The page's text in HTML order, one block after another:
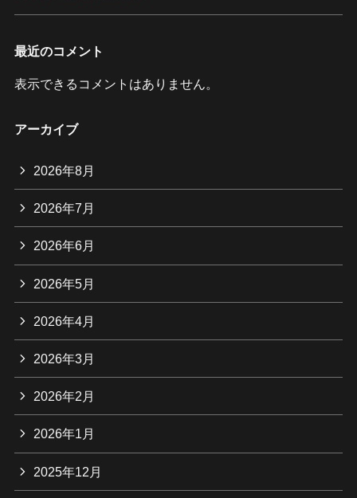
最近のコメント
表示できるコメントはありません。
アーカイブ
2026年8月
2026年7月
2026年6月
2026年5月
2026年4月
2026年3月
2026年2月
2026年1月
2025年12月